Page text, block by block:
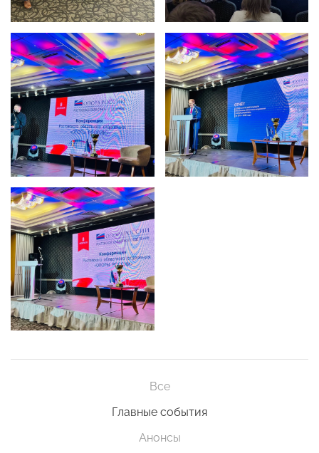
Все
Главные события
Анонсы